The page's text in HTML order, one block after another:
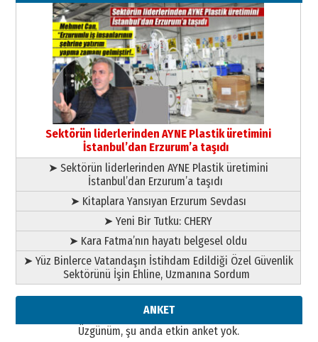
26 Mart 2026 Perşembe
Cem Bakırcı
Ardında bıraktığı hatıralarıyla
gönül adamı Faruk Terzioğlu!
13 Mayıs 2026 Çarşamba
Esat BİNDESEN
Başkan Sekmen’den Erzurum’a
bir vizyon proje daha!
02 Ağustos 2026 Pazar
Sektörün liderlerinden AYNE Plastik üretimini
İstanbul’dan Erzurum’a taşıdı
➤ Sektörün liderlerinden AYNE Plastik üretimini
İstanbul’dan Erzurum’a taşıdı
➤ Kitaplara Yansıyan Erzurum Sevdası
➤ Yeni Bir Tutku: CHERY
➤ Kara Fatma’nın hayatı belgesel oldu
➤ Yüz Binlerce Vatandaşın İstihdam Edildiği Özel Güvenlik
Sektörünü İşin Ehline, Uzmanına Sordum
ANKET
Üzgünüm, şu anda etkin anket yok.